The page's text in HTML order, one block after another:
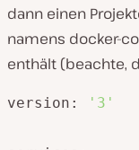
dann einen
namens docker-
enthält (beachte,
version: '3'